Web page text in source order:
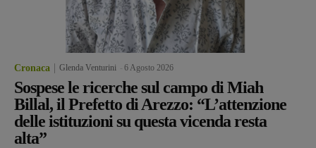
Cronaca Glenda Venturini 6 Agosto 2026
Sospese le ricerche sul campo di Miah
Billal, il Prefetto di Arezzo: “L’attenzione
delle istituzioni su questa vicenda resta
alta”